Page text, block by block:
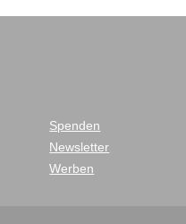
Spenden
Newsletter
Werben